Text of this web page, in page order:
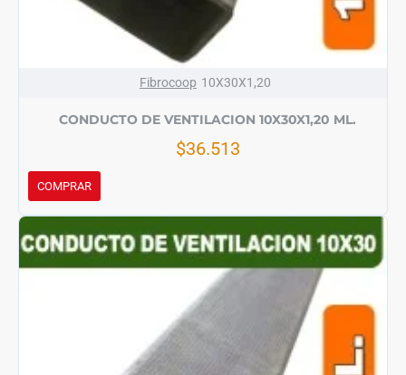
Fibrocoop 10X30X1,20
CONDUCTO DE VENTILACION 10X30X1,20 ML.
$36.513
COMPRAR